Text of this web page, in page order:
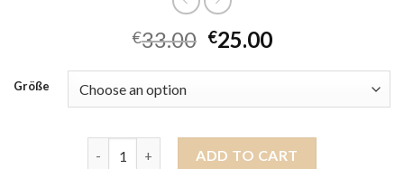
€33.00 €25.00
Größe
carlo colucci pullover quantity
ADD TO CART